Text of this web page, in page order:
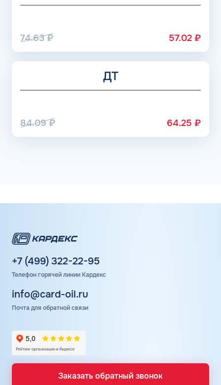
74.63₽ 57.02 ₽
ДТ
84.09₽ 64.25 ₽
+7 (499) 322-22-95
Телефон горячей линии Кардекс
info@card-oil.ru
Почта для обратной связи
Заказать обратный звонок